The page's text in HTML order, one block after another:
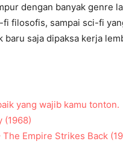
dengan banyak genre
filosofis, sampai sci-fi
saja dipaksa kerja
yang wajib kamu tonton.
(1968)
The Empire Strikes Back